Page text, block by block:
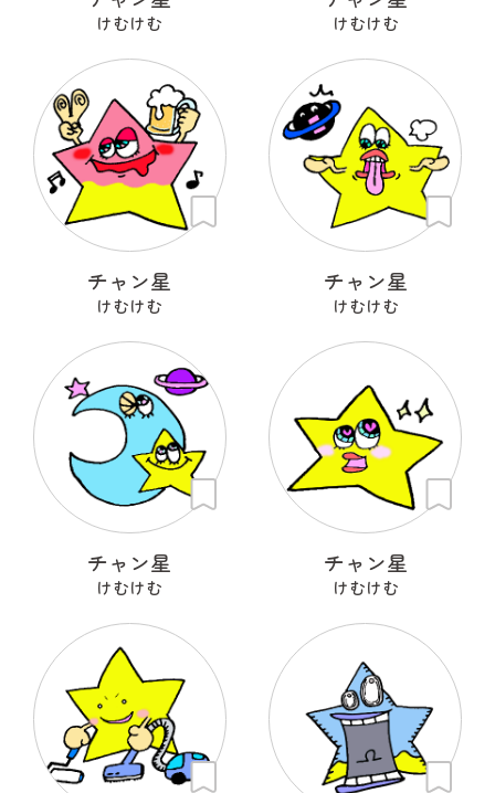
けむけむ けむけむ
チャン星
けむけむ
チャン星
けむけむ
チャン星
けむけむ
チャン星
けむけむ